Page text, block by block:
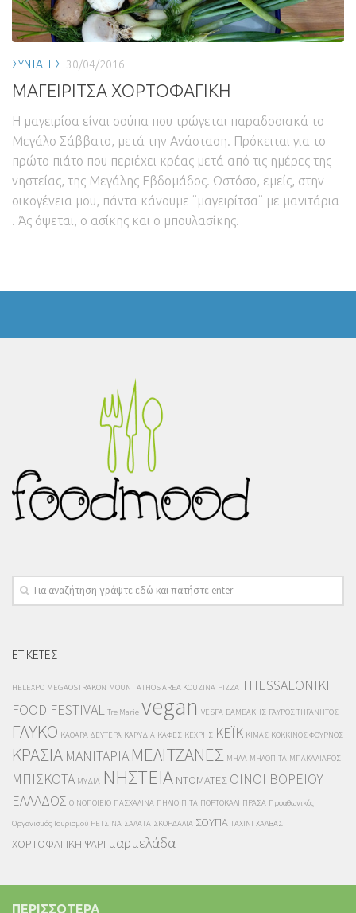
ΣΥΝΤΑΓΕΣ 30/04/2016
ΜΑΓΕΙΡΙΤΣΑ ΧΟΡΤΟΦΑΓΙΚΗ
Η μαγειρίσα είναι σούπα που τρώγεται παραδοσιακά το
Μεγάλο Σάββατο, μετά την Ανάσταση. Πρόκειται για το
πρώτο πιάτο που περιέχει κρέας μετά από τις ημέρες της
νηστείας, της Μεγάλης Εβδομάδος. Ωστόσο, εμείς, στην
οικογένεια μου, πάντα κάνουμε ¨μαγειρίτσα¨ με μανιτάρια
. Άς όψεται, ο ασίκης και ο μπουλασίκης.
ΕΤΙΚΕΤΕΣ
HELEXPO MEGAOSTRAKON MOUNT ATHOS AREA KOUZINA PIZZA THESSALONIKI
FOOD FESTIVAL Tre Marie vegan VESPA ΒΑΜΒΑΚΗΣ ΓΑΥΡΟΣ ΤΗΓΑΝΗΤΟΣ
ΓΛΥΚΟ ΚΑΘΑΡΑ ΔΕΥΤΕΡΑ ΚΑΡΥΔΙΑ ΚΑΦΕΣ ΚΕΧΡΗΣ ΚΕΪΚ ΚΙΜΑΣ ΚΟΚΚΙΝΟΣ ΦΟΥΡΝΟΣ
ΚΡΑΣΙΑ ΜΑΝΙΤΑΡΙΑ ΜΕΛΙΤΖΑΝΕΣ ΜΗΛΑ ΜΗΛΟΠΙΤΑ ΜΠΑΚΑΛΙΑΡΟΣ
ΜΠΙΣΚΟΤΑ ΜΥΔΙΑ ΝΗΣΤΕΙΑ ΝΤΟΜΑΤΕΣ ΟΙΝΟΙ ΒΟΡΕΙΟΥ
ΕΛΛΑΔΟΣ ΟΙΝΟΠΟΙΕΙΟ ΠΑΣΧΑΛΙΝΑ ΠΗΛΙΟ ΠΙΤΑ ΠΟΡΤΟΚΑΛΙ ΠΡΑΣΑ Προαθωνικός
Οργανισμός Τουρισμού ΡΕΤΣΙΝΑ ΣΑΛΑΤΑ ΣΚΟΡΔΑΛΙΑ ΣΟΥΠΑ ΤΑΧΙΝΙ ΧΑΛΒΑΣ
ΧΟΡΤΟΦΑΓΙΚΗ ΨΑΡΙ μαρμελάδα
ΠΕΡΙΣΣΟΤΕΡΑ